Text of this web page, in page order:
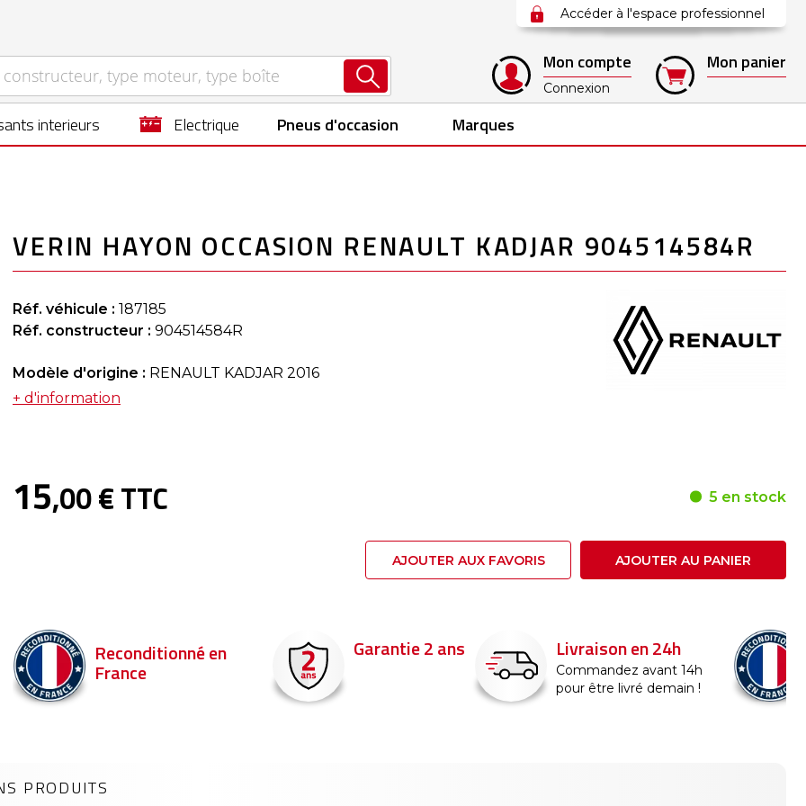
Accéder à l'espace professionnel
Mon compte
Connexion
Mon panier
interieurs electrique Pneus d'occasion Marques
VERIN HAYON OCCASION RENAULT KADJAR 904514584R
Réf. véhicule : 187185
Réf. constructeur : 904514584R
Modèle d'origine : RENAULT KADJAR 2016
+ d'information
15,00 € TTC 5 en stock
AJOUTER AUX FAVORIS AJOUTER AU PANIER
Reconditionné en
France
Garantie 2 ans Livraison en 24h
Commandez avant 14h
pour être livré demain !
PRODUITS